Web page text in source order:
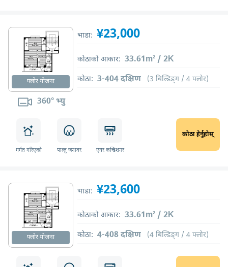
फ्लोर योजना
360° भ्यु
भाडा: ¥23,000
कोठाको आकार: 33.61m² / 2K
कोठा: 3-404 दक्षिण (3 बिल्डिङ्ग / 4 फ्लोर)
मर्मत गरिएको पाल्तु जनावर एयर कन्डिशनर
कोठा हेर्नुहोस्
फ्लोर योजना
भाडा: ¥23,600
कोठाको आकार: 33.61m² / 2K
कोठा: 4-408 दक्षिण (4 बिल्डिङ्ग / 4 फ्लोर)